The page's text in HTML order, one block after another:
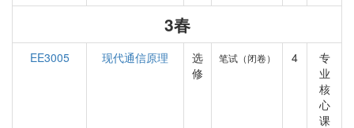
3春
EE3005 现代通信原理
选
修
笔试（闭卷） 4
专
业
核
心
课